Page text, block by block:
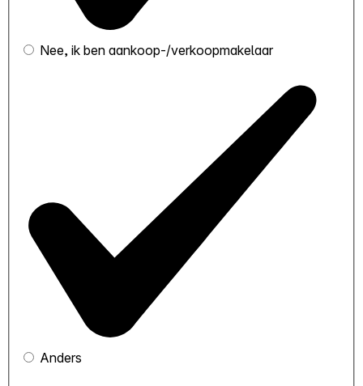
Nee, ik ben aankoop-/verkoopmakelaar
Anders